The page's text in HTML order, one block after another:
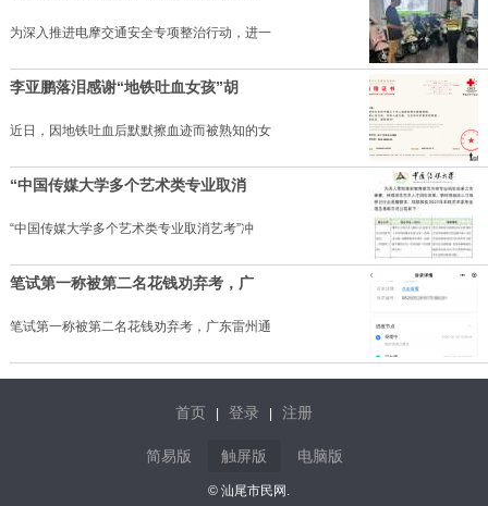
为深入推进电摩交通安全专项整治行动，进一
李亚鹏落泪感谢“地铁吐血女孩”胡
近日，因地铁吐血后默默擦血迹而被熟知的女
“中国传媒大学多个艺术类专业取消
“中国传媒大学多个艺术类专业取消艺考”冲
笔试第一称被第二名花钱劝弃考，广
笔试第一称被第二名花钱劝弃考，广东雷州通
首页 登录 注册
简易版 触屏版 电脑版
© 汕尾市民网.